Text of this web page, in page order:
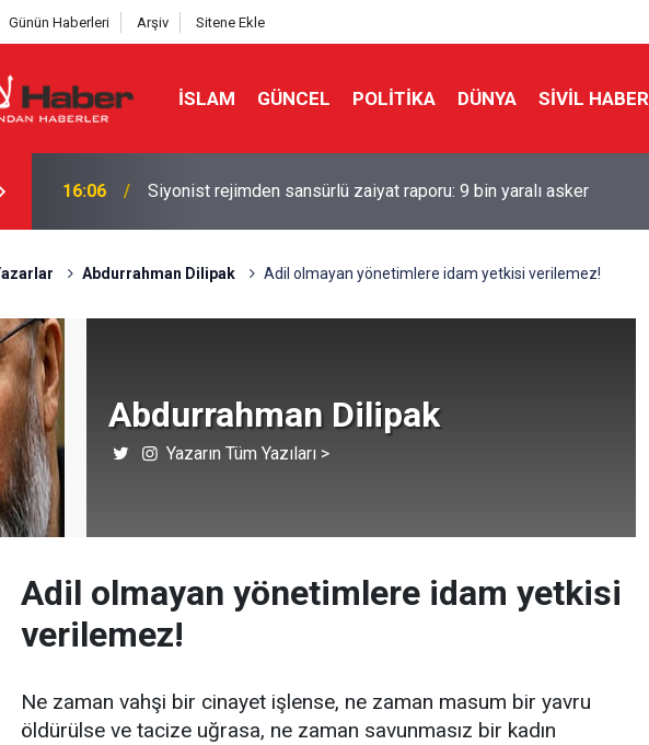
Günün Haberleri Arşiv Sitene Ekle
İSLAM GÜNCEL POLITIKA DÜNYA SIVIL HABER
16:06 Siyonist rejimden sansürlü zaiyat raporu: 9 bin yaralı asker
Abdurrahman Dilipak Adil olmayan yönetimlere idam yetkisi verilemez!
Abdurrahman Dilipak
Yazarın Tüm Yazıları >
Adil olmayan yönetimlere idam yetkisi
verilemez!
Ne zaman vahşi bir cinayet işlense, ne zaman masum bir yavru
öldürülse ve tacize uğrasa, ne zaman savunmasız bir kadın